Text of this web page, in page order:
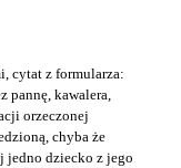
cytat z formularza:
pannę, kawalera,
orzeczonej
chyba że
jedno dziecko z jego